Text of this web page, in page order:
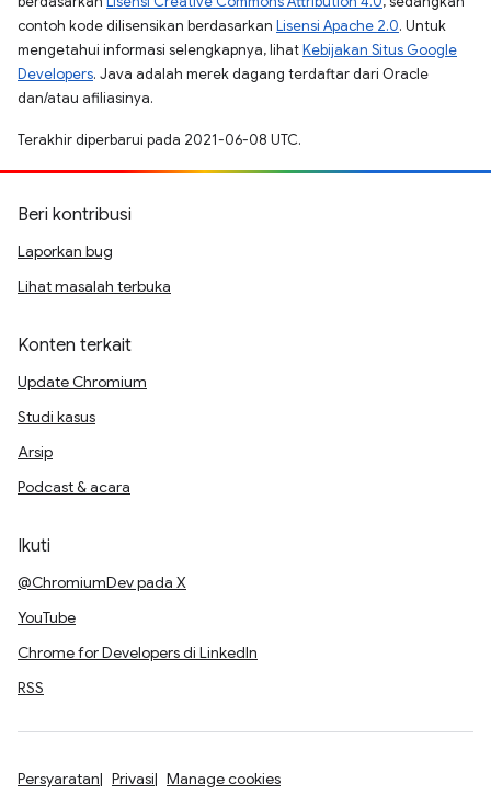
contoh kode dilisensikan berdasarkan Lisensi Apache 2.0. Untuk
mengetahui informasi selengkapnya, lihatKebijakan Situs Google
Developers. Java adalah merek dagang terdaftar dari Oracle
dan/atau afiliasinya.
Terakhir diperbarui pada 2021-06-08 UTC.
Beri kontribusi
Laporkan bug
Lihat masalah terbuka
Konten terkait
Update Chromium
Studi kasus
Arsip
Podcast & acara
Ikuti
@ChromiumDev pada X
YouTube
Chrome for Developers di LinkedIn
RSS
Persyaratan Privasi Manage cookies